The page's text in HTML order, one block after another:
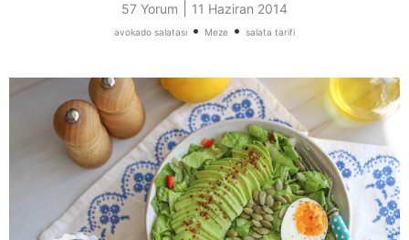
57 Yorum 11 Haziran 2014
avokado salatası • Meze • salata tarifi